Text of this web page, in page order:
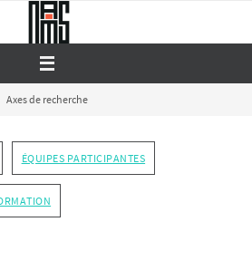
Axes de recherche
ÉQUIPES PARTICIPANTES